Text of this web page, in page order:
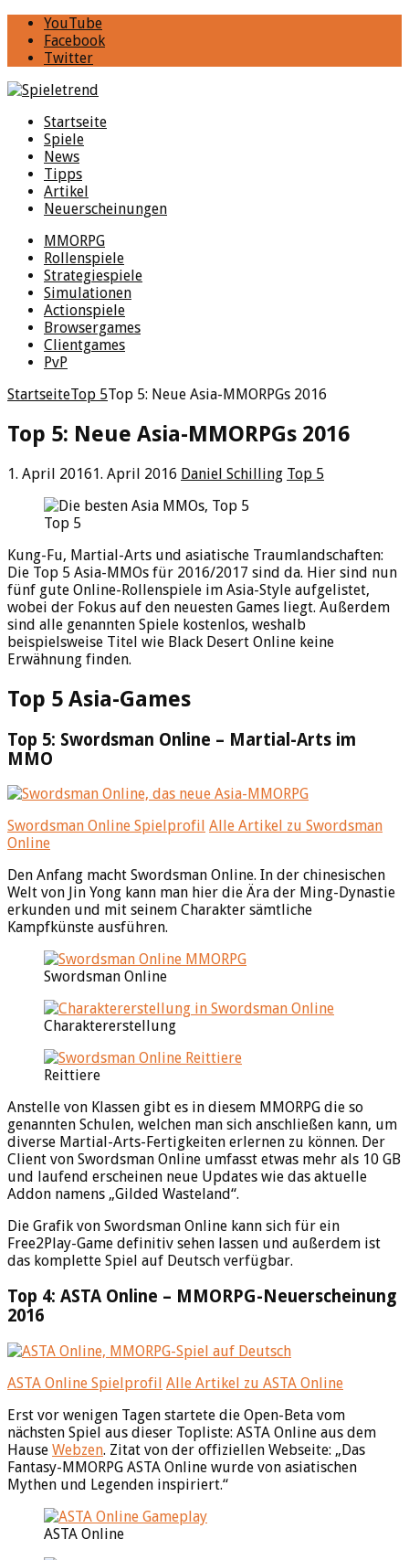
YouTube
Facebook
Twitter
Startseite
Spiele
News
Tipps
Artikel
Neuerscheinungen
MMORPG
Rollenspiele
Strategiespiele
Simulationen
Actionspiele
Browsergames
Clientgames
PvP
StartseiteTop 5Top 5: Neue Asia-MMORPGs 2016
Top 5: Neue Asia-MMORPGs 2016
1. April 20161. April 2016 Daniel Schilling Top 5
Top 5
Kung-Fu, Martial-Arts und asiatische Traumlandschaften:
Die Top 5 Asia-MMOs für 2016/2017 sind da. Hier sind nun
fünf gute Online-Rollenspiele im Asia-Style aufgelistet,
wobei der Fokus auf den neuesten Games liegt. Außerdem
sind alle genannten Spiele kostenlos, weshalb
beispielsweise Titel wie Black Desert Online keine
Erwähnung finden.
Top 5 Asia-Games
Top 5: Swordsman Online – Martial-Arts im
MMO
Swordsman Online Spielprofil Alle Artikel zu Swordsman
Online
Den Anfang macht Swordsman Online. In der chinesischen
Welt von Jin Yong kann man hier die Ära der Ming-Dynastie
erkunden und mit seinem Charakter sämtliche
Kampfkünste ausführen.
Swordsman Online
Charaktererstellung
Reittiere
Anstelle von Klassen gibt es in diesem MMORPG die so
genannten Schulen, welchen man sich anschließen kann, um
diverse Martial-Arts-Fertigkeiten erlernen zu können. Der
Client von Swordsman Online umfasst etwas mehr als 10 GB
und laufend erscheinen neue Updates wie das aktuelle
Addon namens „Gilded Wasteland“.
Die Grafik von Swordsman Online kann sich für ein
Free2Play-Game definitiv sehen lassen und außerdem ist
das komplette Spiel auf Deutsch verfügbar.
Top 4: ASTA Online – MMORPG-Neuerscheinung
2016
ASTA Online Spielprofil Alle Artikel zu ASTA Online
Erst vor wenigen Tagen startete die Open-Beta vom
nächsten Spiel aus dieser Topliste: ASTA Online aus dem
Hause Webzen. Zitat von der offiziellen Webseite: „Das
Fantasy-MMORPG ASTA Online wurde von asiatischen
Mythen und Legenden inspiriert.“
ASTA Online